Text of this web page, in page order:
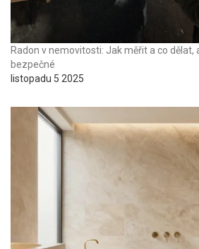
Radon v nemovitosti: Jak měřit a co dělat,
bezpečné
listopadu 5 2025